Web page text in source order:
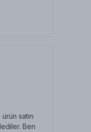
satın
Ben